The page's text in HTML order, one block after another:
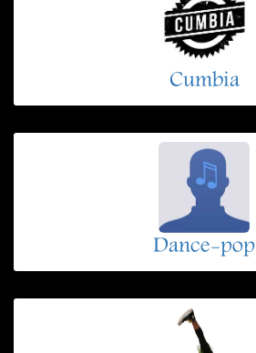
Cumbia
Dance-pop